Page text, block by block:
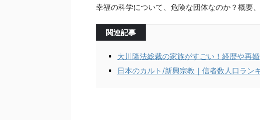
幸福の科学について、危険な団体なのか？概要
関連記事
大川隆法総裁の家族がすごい！経歴や再
日本のカルト/新興宗教｜信者数人口ラン